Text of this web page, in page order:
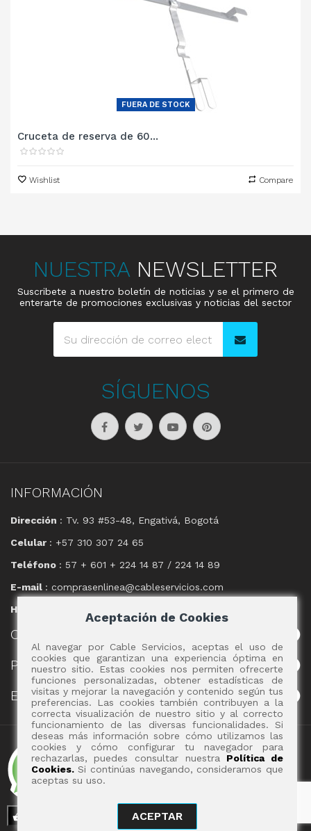
FUERA DE STOCK
Cruceta de reserva de 60...
Wishlist Compare
NUESTRA NEWSLETTER
Suscribete a nuestro boletín de noticias y se el primero de
enterarte de promociones exclusivas y noticias del sector
SÍGUENOS
INFORMACIÓN
Dirección : Tv. 93 #53-48, Engativá, Bogotá
Celular : +57 310 307 24 65
Teléfono : 57 + 601 + 224 14 87 / 224 14 89
E-mail : comprasenlinea@cableservicios.com
Horario
CABLE
POLÍTICAS
EVENTOS
Aceptación de Cookies
Al navegar por Cable Servicios, aceptas el uso de
cookies que garantizan una experiencia óptima en
nuestro sitio. Estas cookies nos permiten ofrecerte
funciones personalizadas, obtener estadísticas de
visitas y mejorar la navegación y contenido según tus
preferencias. Las cookies también contribuyen a la
correcta visualización de nuestro sitio y al correcto
funcionamiento de las diversas funcionalidades. Si
deseas más información sobre cómo utilizamos las
cookies y cómo configurar tu navegador para
rechazarlas, puedes consultar nuestra Política de
Cookies.Si continúas navegando, consideramos que
aceptas su uso.
ACEPTAR
Copyright 2017 - Cable Servicios S.A.